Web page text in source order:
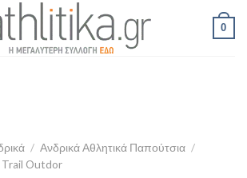
0
/ Ανδρικά Αθλητικά Παπούτσια /
Trail Outdor